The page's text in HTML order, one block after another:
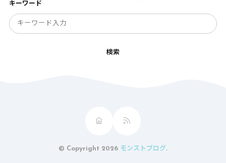
キーワード
検索
© Copyright 2026 モンストブログ .